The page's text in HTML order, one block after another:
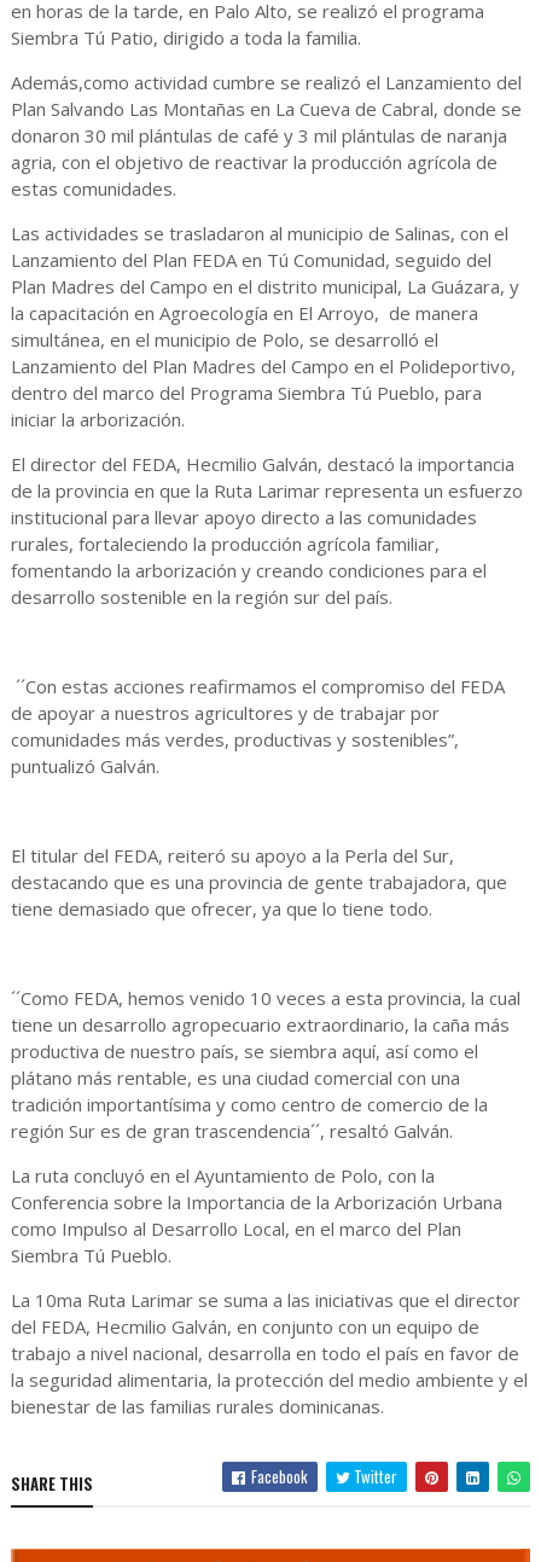
en horas de la tarde, en Palo Alto, se realizó el programa
Siembra Tú Patio, dirigido a toda la familia.
Además,como actividad cumbre se realizó el Lanzamiento del
Plan Salvando Las Montañas en La Cueva de Cabral, donde se
donaron 30 mil plántulas de café y 3 mil plántulas de naranja
agria, con el objetivo de reactivar la producción agrícola de
estas comunidades.
Las actividades se trasladaron al municipio de Salinas, con el
Lanzamiento del Plan FEDA en Tú Comunidad, seguido del
Plan Madres del Campo en el distrito municipal, La Guázara, y
la capacitación en Agroecología en El Arroyo, de manera
simultánea, en el municipio de Polo, se desarrolló el
Lanzamiento del Plan Madres del Campo en el Polideportivo,
dentro del marco del Programa Siembra Tú Pueblo, para
iniciar la arborización.
El director del FEDA, Hecmilio Galván, destacó la importancia
de la provincia en que la Ruta Larimar representa un esfuerzo
institucional para llevar apoyo directo a las comunidades
rurales, fortaleciendo la producción agrícola familiar,
fomentando la arborización y creando condiciones para el
desarrollo sostenible en la región sur del país.
´´Con estas acciones reafirmamos el compromiso del FEDA
de apoyar a nuestros agricultores y de trabajar por
comunidades más verdes, productivas y sostenibles”,
puntualizó Galván.
El titular del FEDA, reiteró su apoyo a la Perla del Sur,
destacando que es una provincia de gente trabajadora, que
tiene demasiado que ofrecer, ya que lo tiene todo.
´´Como FEDA, hemos venido 10 veces a esta provincia, la cual
tiene un desarrollo agropecuario extraordinario, la caña más
productiva de nuestro país, se siembra aquí, así como el
plátano más rentable, es una ciudad comercial con una
tradición importantísima y como centro de comercio de la
región Sur es de gran trascendencia´´, resaltó Galván.
La ruta concluyó en el Ayuntamiento de Polo, con la
Conferencia sobre la Importancia de la Arborización Urbana
como Impulso al Desarrollo Local, en el marco del Plan
Siembra Tú Pueblo.
La 10ma Ruta Larimar se suma a las iniciativas que el director
del FEDA, Hecmilio Galván, en conjunto con un equipo de
trabajo a nivel nacional, desarrolla en todo el país en favor de
la seguridad alimentaria, la protección del medio ambiente y el
bienestar de las familias rurales dominicanas.
SHARE THIS Facebook Twitter